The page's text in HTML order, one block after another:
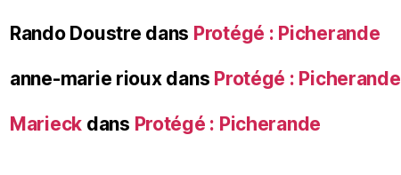
Rando Doustre dans Protégé : Picherande
anne-marie riouxdans Protégé : Picherande
Marieck dans Protégé : Picherande